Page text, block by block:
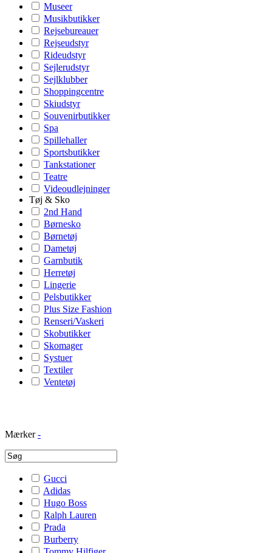
Museer
Musikbutikker
Rejsebureauer
Rejseudstyr
Rideudstyr
Sejlerudstyr
Sejlklubber
Shoppingcentre
Skiudstyr
Souvenirbutikker
Spa
Spillehaller
Sportsbutikker
Tankstationer
Teatre
Videoudlejninger
Tøj & Sko
2nd Hand
Børnesko
Børnetøj
Dametøj
Garnbutik
Herretøj
Lingerie
Pelsbutikker
Plus Size Fashion
Renseri/Vaskeri
Skobutikker
Skomager
Systuer
Textiler
Ventetøj
Mærker -
Gucci
Adidas
Hugo Boss
Ralph Lauren
Prada
Burberry